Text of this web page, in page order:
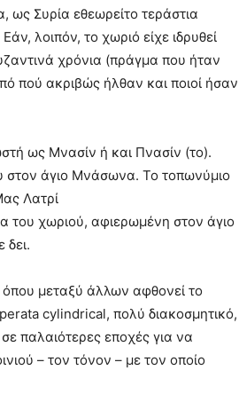
Συρία εθεωρείτο τεράστια
λοιπόν, το χωριό είχε ιδρυθεί
χρόνια (πράγμα που ήταν
πού ακριβώς ήλθαν και ποιοί ήσαν
ως Μνασίν ή και Πνασίν (το).
στον άγιο Μνάσωνα. Το τοπωνύμιο
Λατρί
του χωριού, αφιερωμένη στον άγιο
δει.
όπου μεταξύ άλλων αφθονεί το
cylindrical, πολύ διακοσμητικό,
παλαιότερες εποχές για να
– τον τόνον – με τον οποίο